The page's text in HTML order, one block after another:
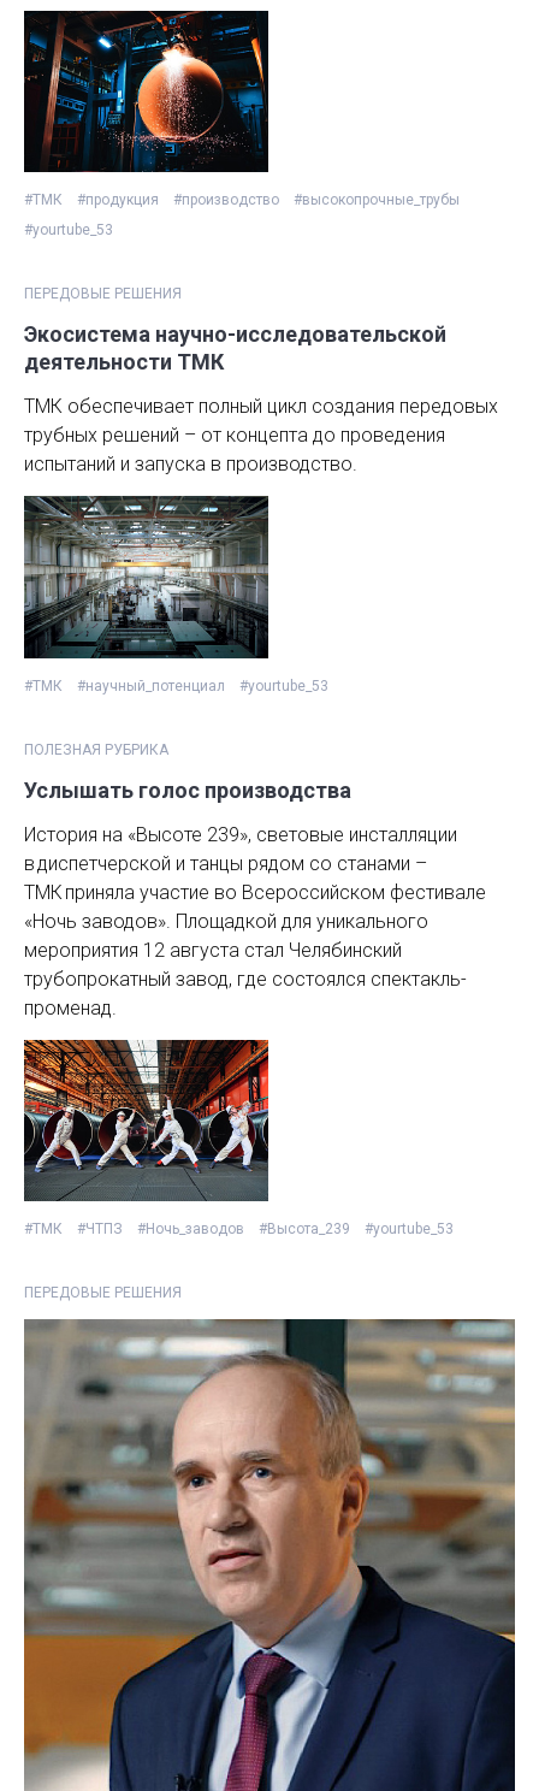
#ТМК #продукция #производство
#высокопрочные_трубы
#yourtube_53
ПЕРЕДОВЫЕ РЕШЕНИЯ
Экосистема научно-исследовательской
деятельности ТМК
ТМК обеспечивает полный цикл создания передовых
трубных решений – от концепта до проведения
испытаний и запуска в производство.
#ТМК #научный_потенциал #yourtube_53
ПОЛЕЗНАЯ РУБРИКА
Услышать голос производства
История на «Высоте 239», световые инсталляции
в диспетчерской и танцы рядом со станами –
ТМК приняла участие во Всероссийском фестивале
«Ночь заводов». Площадкой для уникального
мероприятия 12 августа стал Челябинский
трубопрокатный завод, где состоялся спектакль-
променад.
#ТМК #ЧТПЗ #Ночь_заводов #Высота_239 #yourtube_53
ПЕРЕДОВЫЕ РЕШЕНИЯ